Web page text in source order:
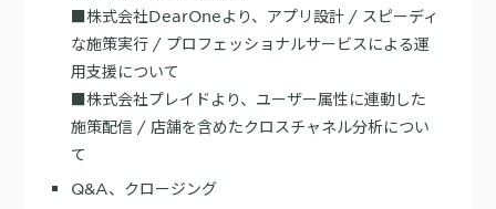
■株式会社DearOneより、アプリ設計 / スピーディ
な施策実行 / プロフェッショナルサービスによる運
用支援について
■株式会社プレイドより、ユーザー属性に連動した
施策配信 / 店舗を含めたクロスチャネル分析につい
て
Q&A、クロージング